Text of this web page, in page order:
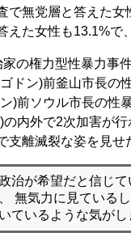
で無党層と答えた女
えた女性も13.1%で
の権力型性暴力事
ドン)前釜山市長の
)前ソウル市長の性
の内外で2次加害が
支離滅裂な姿を見せ
政治が希望だと信じ
無気力に見ている
ているような気がし